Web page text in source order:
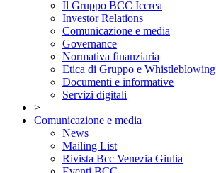
Il Gruppo BCC Iccrea
Investor Relations
Comunicazione e media
Governance
Normativa finanziaria
Etica di Gruppo e Whistleblowing
Documenti e informative
Servizi digitali
>
Comunicazione e media
News
Mailing List
Rivista Bcc Venezia Giulia